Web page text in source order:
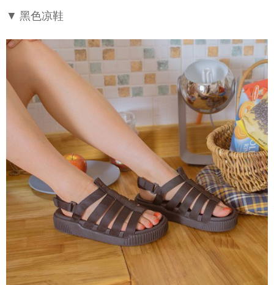
▼ 黑色凉鞋